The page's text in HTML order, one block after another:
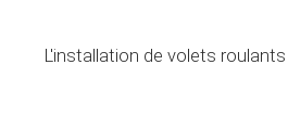
L'installation de volets